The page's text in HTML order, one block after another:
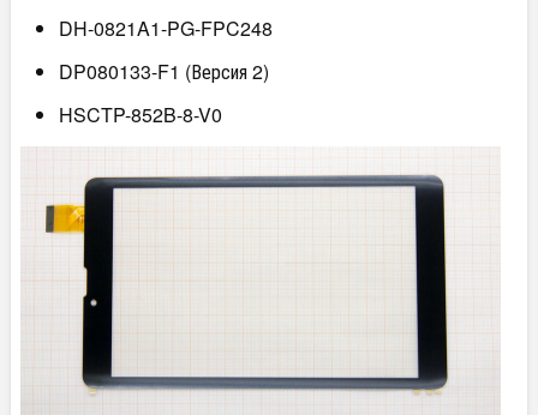
DH-0821A1-PG-FPC248
DP080133-F1 (Версия 2)
HSCTP-852B-8-V0